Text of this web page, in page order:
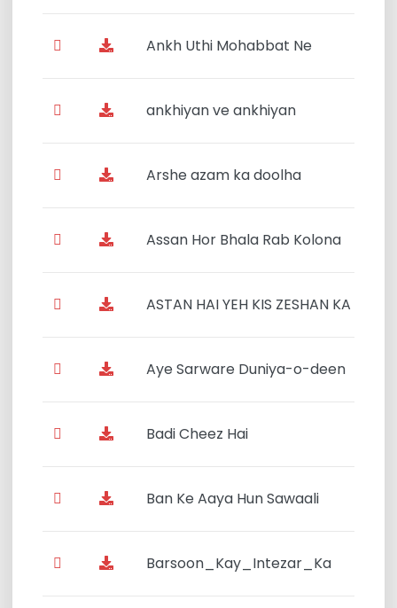
Ankh Uthi Mohabbat Ne
ankhiyan ve ankhiyan
Arshe azam ka doolha
Assan Hor Bhala Rab Kolona
ASTAN HAI YEH KIS ZESHAN KA
Aye Sarware Duniya-o-deen
Badi Cheez Hai
Ban Ke Aaya Hun Sawaali
Barsoon_Kay_Intezar_Ka